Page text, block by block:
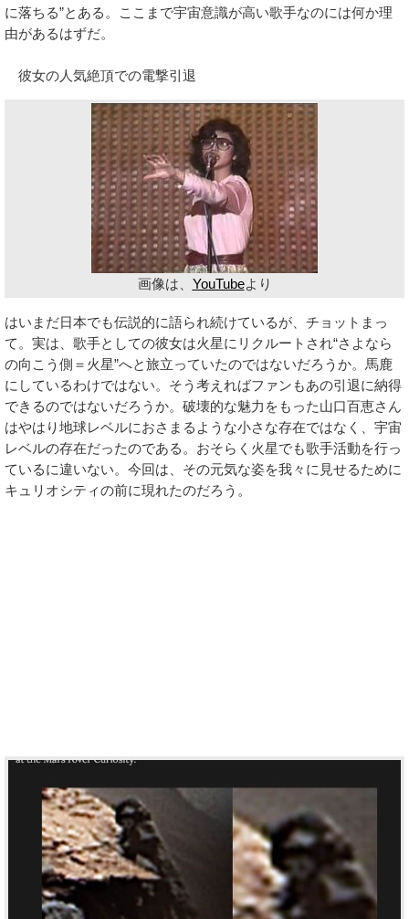
に落ちる”とある。ここまで宇宙意識が高い歌手なのには何か理
由があるはずだ。
彼女の人気絶頂での電撃引退
画像は、 YouTubeより
はいまだ日本でも伝説的に語られ続けているが、チョットまっ
て。実は、歌手としての彼女は火星にリクルートされ“さよなら
の向こう側＝火星”へと旅立っていたのではないだろうか。馬鹿
にしているわけではない。そう考えればファンもあの引退に納得
できるのではないだろうか。破壊的な魅力をもった山口百恵さん
はやはり地球レベルにおさまるような小さな存在ではなく、宇宙
レベルの存在だったのである。おそらく火星でも歌手活動を行っ
ているに違いない。今回は、その元気な姿を我々に見せるために
キュリオシティの前に現れたのだろう。